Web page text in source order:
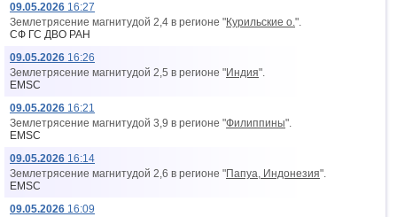
09.05.2026 16:27
Землетрясение магнитудой 2,4 в регионе "Курильские о.".
СФ ГС ДВО РАН
09.05.2026 16:26
Землетрясение магнитудой 2,5 в регионе "Индия".
EMSC
09.05.2026 16:21
Землетрясение магнитудой 3,9 в регионе "Филиппины".
EMSC
09.05.2026 16:14
Землетрясение магнитудой 2,6 в регионе "Папуа, Индонезия".
EMSC
09.05.2026 16:09